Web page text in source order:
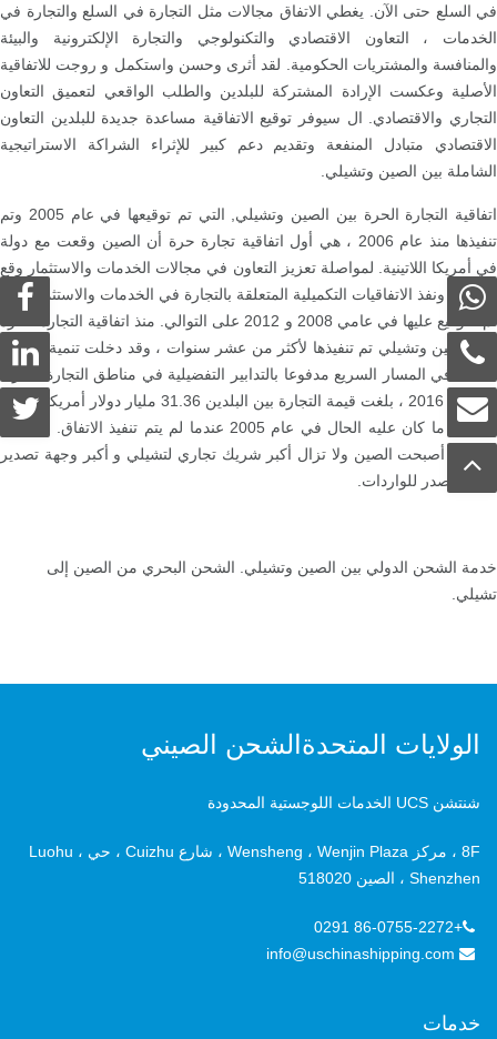
في السلع حتى الآن. يغطي الاتفاق مجالات مثل التجارة في السلع والتجارة في
الخدمات ، التعاون الاقتصادي والتكنولوجي والتجارة الإلكترونية والبيئة
والمنافسة والمشتريات الحكومية. لقد أثرى وحسن واستكمل و روجت للاتفاقية
الأصلية وعكست الإرادة المشتركة للبلدين والطلب الواقعي لتعميق التعاون
التجاري والاقتصادي. ال سيوفر توقيع الاتفاقية مساعدة جديدة للبلدين التعاون
الاقتصادي متبادل المنفعة وتقديم دعم كبير للإثراء الشراكة الاستراتيجية
الشاملة بين الصين وتشيلي.
اتفاقية التجارة الحرة بين الصين وتشيلي, التي تم توقيعها في عام 2005 وتم
تنفيذها منذ عام 2006 ، هي أول اتفاقية تجارة حرة أن الصين وقعت مع دولة
في أمريكا اللاتينية. لمواصلة تعزيز التعاون في مجالات الخدمات والاستثمار وقع
الجانبان ونفذ الاتفاقيات التكميلية المتعلقة بالتجارة في الخدمات والاستثمار التي
تم التوقيع عليها في عامي 2008 و 2012 على التوالي. منذ اتفاقية التجارة الحرة
بين الصين وتشيلي تم تنفيذها لأكثر من عشر سنوات ، وقد دخلت تنمية التجارة
الثنائية في المسار السريع مدفوعا بالتدابير التفضيلية في مناطق التجارة الحرة.
في عام 2016 ، بلغت قيمة التجارة بين البلدين 31.36 مليار دولار أمريكي ، 4.4
أضعاف ما كان عليه الحال في عام 2005 عندما لم يتم تنفيذ الاتفاق. منذ عام
2012 ، أصبحت الصين ولا تزال أكبر شريك تجاري لتشيلي و أكبر وجهة تصدير
وأكبر مصدر للواردات.
خدمة الشحن الدولي بين الصين وتشيلي. الشحن البحري من الصين إلى
تشيلي.
الولايات المتحدةالشحن الصيني
شنتشن UCS الخدمات اللوجستية المحدودة
8F ، مركز Wensheng ، Wenjin Plaza ، شارع Cuizhu ، حي Luohu ،
Shenzhen ، الصين 518020
+86-0755-2272 0291
info@uschinashipping.com
خدمات